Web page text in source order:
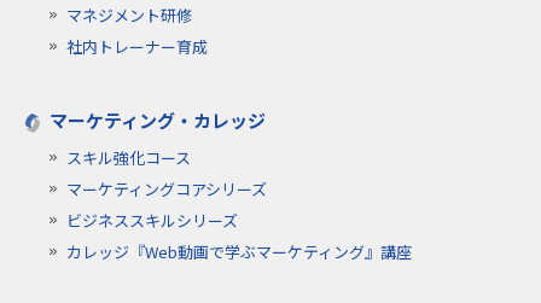
マネジメント研修
社内トレーナー育成
マーケティング・カレッジ
スキル強化コース
マーケティングコアシリーズ
ビジネススキルシリーズ
カレッジ『Web動画で学ぶマーケティング』講座